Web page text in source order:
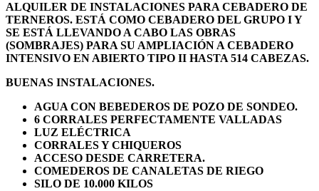
ALQUILER DE INSTALACIONES PARA CEBADERO DE
TERNEROS. ESTÁ COMO CEBADERO DEL GRUPO I Y
SE ESTÁ LLEVANDO A CABO LAS OBRAS
(SOMBRAJES) PARA SU AMPLIACIÓN A CEBADERO
INTENSIVO EN ABIERTO TIPO II HASTA 514 CABEZAS.
BUENAS INSTALACIONES.
AGUA CON BEBEDEROS DE POZO DE SONDEO.
6 CORRALES PERFECTAMENTE VALLADAS
LUZ ELÉCTRICA
CORRALES Y CHIQUEROS
ACCESO DESDE CARRETERA.
COMEDEROS DE CANALETAS DE RIEGO
SILO DE 10.000 KILOS